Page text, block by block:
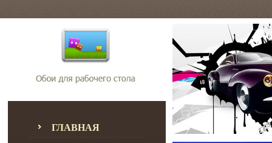
ГЛАВНАЯ